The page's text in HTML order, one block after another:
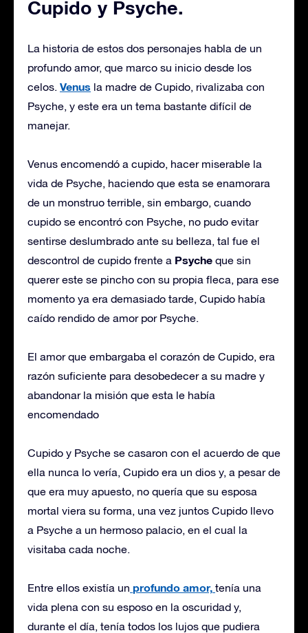
Cupido y Psyche.
La historia de estos dos personajes habla de un
profundo amor, que marco su inicio desde los
celos. Venus la madre de Cupido, rivalizaba con
Psyche, y este era un tema bastante difícil de
manejar.
Venus encomendó a cupido, hacer miserable la
vida de Psyche, haciendo que esta se enamorara
de un monstruo terrible, sin embargo, cuando
cupido se encontró con Psyche, no pudo evitar
sentirse deslumbrado ante su belleza, tal fue el
descontrol de cupido frente a Psyche que sin
querer este se pincho con su propia fleca, para ese
momento ya era demasiado tarde, Cupido había
caído rendido de amor por Psyche.
El amor que embargaba el corazón de Cupido, era
razón suficiente para desobedecer a su madre y
abandonar la misión que esta le había
encomendado
Cupido y Psyche se casaron con el acuerdo de que
ella nunca lo vería, Cupido era un dios y, a pesar de
que era muy apuesto, no quería que su esposa
mortal viera su forma, una vez juntos Cupido llevo
a Psyche a un hermoso palacio, en el cual la
visitaba cada noche.
Entre ellos existía un profundo amor, tenía una
vida plena con su esposo en la oscuridad y,
durante el día, tenía todos los lujos que pudiera